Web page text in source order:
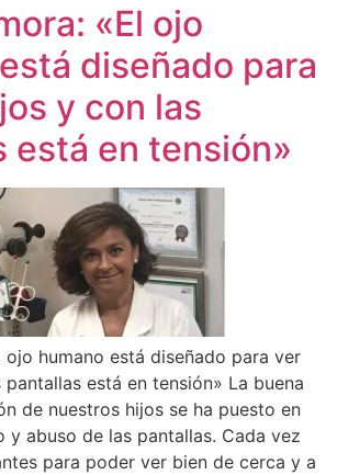
«El ojo
diseñado para
y con las
está en tensión»
ojo humano está diseñado para ver
está en tensión» La buena
de nuestros hijos se ha puesto en
y abuso de las pantallas. Cada vez
para poder ver bien de cerca y a